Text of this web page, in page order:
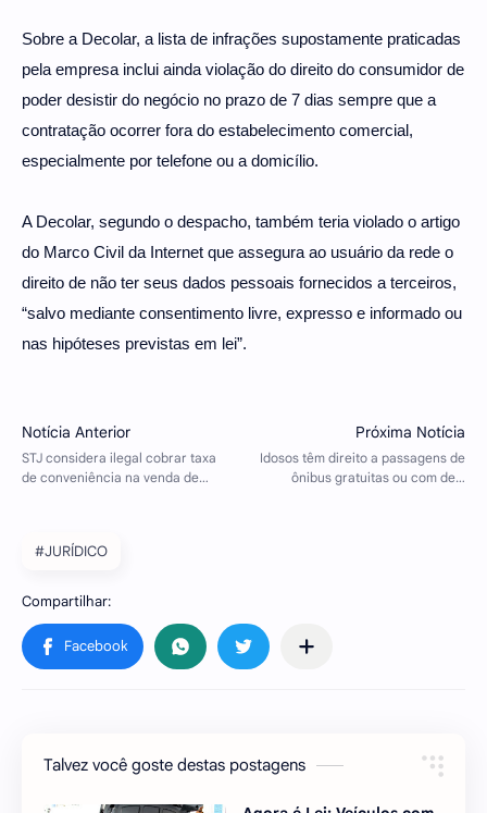
Sobre a Decolar, a lista de infrações supostamente praticadas
pela empresa inclui ainda violação do direito do consumidor de
poder desistir do negócio no prazo de 7 dias sempre que a
contratação ocorrer fora do estabelecimento comercial,
especialmente por telefone ou a domicílio.
A Decolar, segundo o despacho, também teria violado o artigo
do Marco Civil da Internet que assegura ao usuário da rede o
direito de não ter seus dados pessoais fornecidos a terceiros,
“salvo mediante consentimento livre, expresso e informado ou
nas hipóteses previstas em lei”.
#JURÍDICO
Talvez você goste destas postagens